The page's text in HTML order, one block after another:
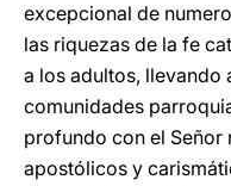
excepcional de
las riquezas de la fe
a los adultos, llevando
comunidades
profundo con el Señor
apostólicos y